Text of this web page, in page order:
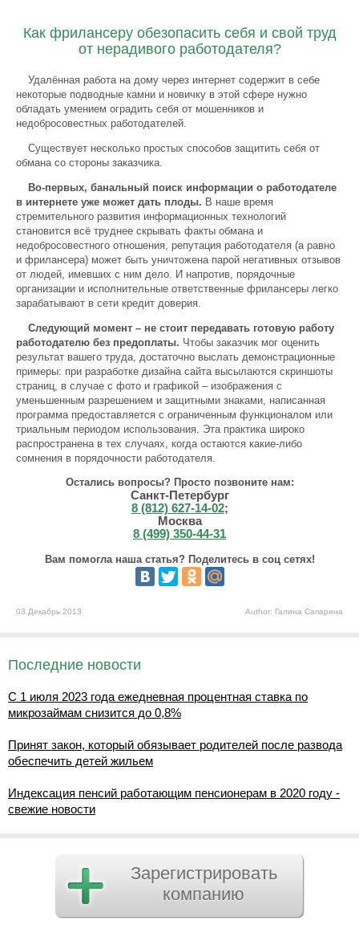
Как фрилансеру обезопасить себя и свой труд
от нерадивого работодателя?
Удалённая работа на дому через интернет содержит в себе
некоторые подводные камни и новичку в этой сфере нужно
обладать умением оградить себя от мошенников и
недобросовестных работодателей.
Существует несколько простых способов защитить себя от
обмана со стороны заказчика.
Во-первых, банальный поиск информации о работодателе
в интернете уже может дать плоды. В наше время
стремительного развития информационных технологий
становится всё труднее скрывать факты обмана и
недобросовестного отношения, репутация работодателя (а равно
и фрилансера) может быть уничтожена парой негативных отзывов
от людей, имевших с ним дело. И напротив, порядочные
организации и исполнительные ответственные фрилансеры легко
зарабатывают в сети кредит доверия.
Следующий момент – не стоит передавать готовую работу
работодателю без предоплаты. Чтобы заказчик мог оценить
результат вашего труда, достаточно выслать демонстрационные
примеры: при разработке дизайна сайта высылаются скриншоты
страниц, в случае с фото и графикой – изображения с
уменьшенным разрешением и защитными знаками, написанная
программа предоставляется с ограниченным функционалом или
триальным периодом использования. Эта практика широко
распространена в тех случаях, когда остаются какие-либо
сомнения в порядочности работодателя.
Остались вопросы? Просто позвоните нам:
Санкт-Петербург
8 (812) 627-14-02;
Москва
8 (499) 350-44-31
Вам помогла наша статья? Поделитесь в соц сетях!
03 Декабрь 2013 Author: Галина Сапарина
Последние новости
С 1 июля 2023 года ежедневная процентная ставка по
микрозаймам снизится до 0,8%
Принят закон, который обязывает родителей после развода
обеспечить детей жильем
Индексация пенсий работающим пенсионерам в 2020 году -
свежие новости
Зарегистрировать
компанию